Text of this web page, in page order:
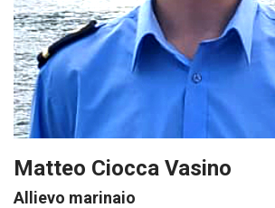
Matteo Ciocca Vasino
Allievo marinaio